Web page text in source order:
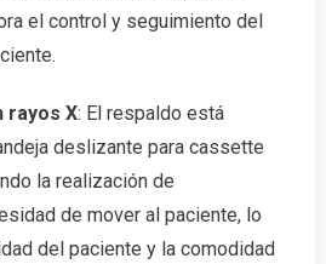
el control y seguimiento del
rayos X: El respaldo está
deslizante para cassette
la realización de
de mover al paciente, lo
del paciente y la comodidad